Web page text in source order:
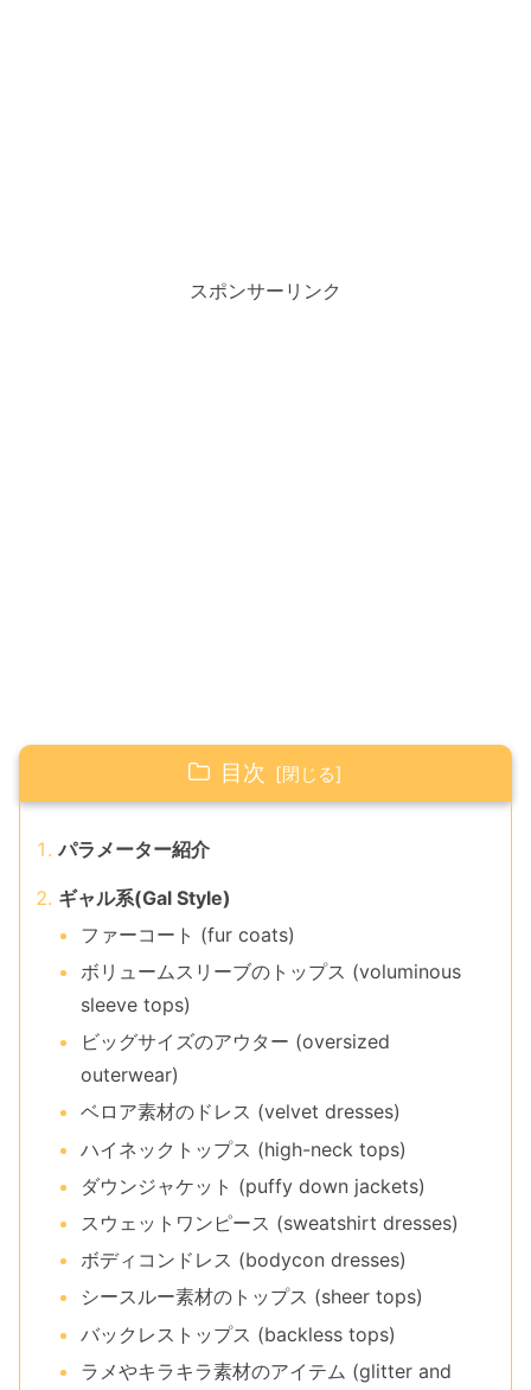
スポンサーリンク
目次
パラメーター紹介
ギャル系(Gal Style)
ファーコート (fur coats)
ボリュームスリーブのトップス (voluminous
sleeve tops)
ビッグサイズのアウター (oversized
outerwear)
ベロア素材のドレス (velvet dresses)
ハイネックトップス (high-neck tops)
ダウンジャケット (puffy down jackets)
スウェットワンピース (sweatshirt dresses)
ボディコンドレス (bodycon dresses)
シースルー素材のトップス (sheer tops)
バックレストップス (backless tops)
ラメやキラキラ素材のアイテム (glitter and